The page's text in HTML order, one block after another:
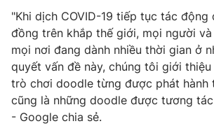
Nhân vật
Khán giả
Giải sao mai
Âm nhạc
Sao
Đời sống
Du lịch
Làm đẹp
Chất lượng cuộc sống
Giáo dục
Tuyển sinh
Học trực tuyến
Công nghệ
Hitech Công nghệ tương lai
"Khi dịch COVID-19 tiếp tục tác động
đồng trên khắp thế giới, mọi người
mọi nơi đang dành nhiều thời gian ở
quyết vấn đề này, chúng tôi giới
trò chơi doodle từng được phát hành
cũng là những doodle được tương
- Google chia sẻ.